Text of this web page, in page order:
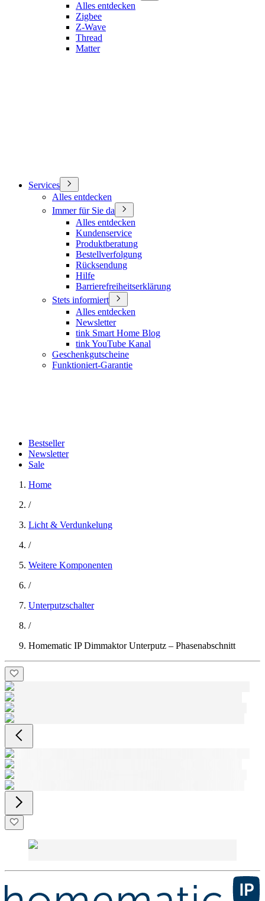
Alles entdecken
Zigbee
Z-Wave
Thread
Matter
Services
Alles entdecken
Immer für Sie da
Alles entdecken
Kundenservice
Produktberatung
Bestellverfolgung
Rücksendung
Hilfe
Barrierefreiheitserklärung
Stets informiert
Alles entdecken
Newsletter
tink Smart Home Blog
tink YouTube Kanal
Geschenkgutscheine
Funktioniert-Garantie
Bestseller
Newsletter
Sale
Home
/
Licht & Verdunkelung
/
Weitere Komponenten
/
Unterputzschalter
/
Homematic IP Dimmaktor Unterputz – Phasenabschnitt